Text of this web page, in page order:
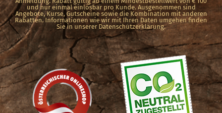
und nur einmal einlösbar pro Kunde. Ausgenommen sind
Angebote, Kurse, Gutscheine sowie die Kombination mit anderen
Rabatten. Informationen wie wir mit Ihren Daten umgehen finden
Sie in unserer Datenschutzerklärung.